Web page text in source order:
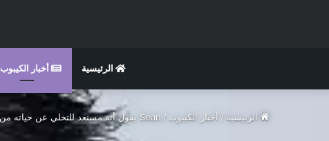
الرئيسية أخبار الكيبوب
الرئيسية / أخبار الكيبوب/ Sean يقول أنه مستعد للتخلي عن حياته من أجل زوجته